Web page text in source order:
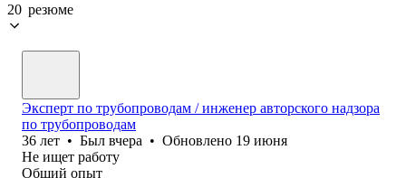
20 резюме
Эксперт по трубопроводам / инженер авторского надзора
по трубопроводам
36 лет • Был вчера • Обновлено 19 июня
Не ищет работу
Общий опыт